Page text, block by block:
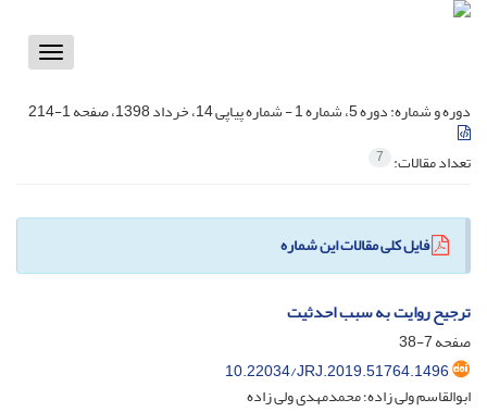
Toggle
دوره و شماره:دوره 5، شماره 1 - شماره پیاپی 14، خرداد 1398، صفحه 1-214
تعداد مقالات: 7
فایل کلی مقالات این شماره
ترجیح روایت به سبب احدثیت
صفحه7-38
10.22034/JRJ.2019.51764.1496
ابوالقاسم ولی زاده؛ محمدمهدی ولی زاده